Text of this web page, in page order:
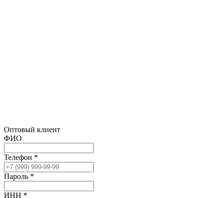
Оптовый клиент
ФИО
Телефон *
Пароль *
ИНН *